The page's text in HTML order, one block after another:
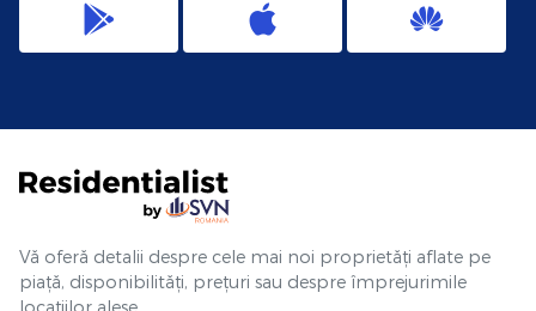
Vă oferă detalii despre cele mai noi proprietăți aflate pe
piață, disponibilități, prețuri sau despre împrejurimile
locațiilor alese.